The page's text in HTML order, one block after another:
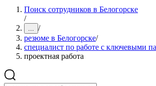
Поиск сотрудников в Белогорске
/
... /
резюме в Белогорске/
специалист по работе с ключевыми
проектная работа